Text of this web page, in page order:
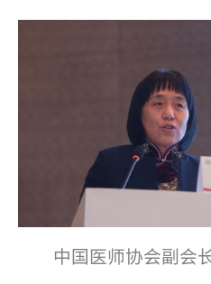
中国医师协会副会